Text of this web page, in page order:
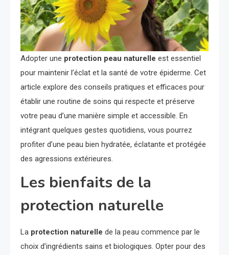
Adopter une protection peau naturelle est essentiel
pour maintenir l’éclat et la santé de votre épiderme. Cet
article explore des conseils pratiques et efficaces pour
établir une routine de soins qui respecte et préserve
votre peau d’une manière simple et accessible. En
intégrant quelques gestes quotidiens, vous pourrez
profiter d’une peau bien hydratée, éclatante et protégée
des agressions extérieures.
Les bienfaits de la
protection naturelle
La protection naturelle de la peau commence par le
choix d’ingrédients sains et biologiques. Opter pour des